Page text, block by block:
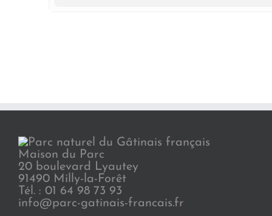
Maison du Parc
20 boulevard Lyautey
91490 Milly-la-Forêt
Tél. : 01 64 98 73 93
info@parc-gatinais-francais.fr